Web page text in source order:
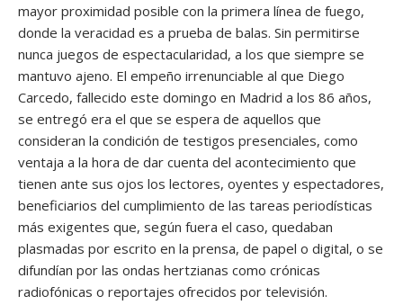
mayor proximidad posible con la primera línea de fuego,
donde la veracidad es a prueba de balas. Sin permitirse
nunca juegos de espectacularidad, a los que siempre se
mantuvo ajeno. El empeño irrenunciable al que Diego
Carcedo, fallecido este domingo en Madrid a los 86 años,
se entregó era el que se espera de aquellos que
consideran la condición de testigos presenciales, como
ventaja a la hora de dar cuenta del acontecimiento que
tienen ante sus ojos los lectores, oyentes y espectadores,
beneficiarios del cumplimiento de las tareas periodísticas
más exigentes que, según fuera el caso, quedaban
plasmadas por escrito en la prensa, de papel o digital, o se
difundían por las ondas hertzianas como crónicas
radiofónicas o reportajes ofrecidos por televisión.